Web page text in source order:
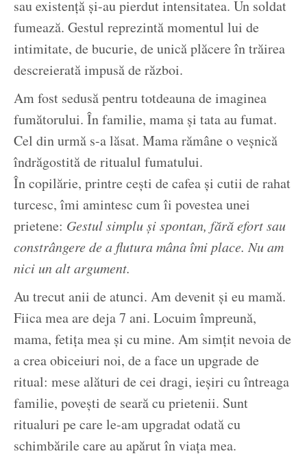
sau existență și-au pierdut intensitatea. Un soldat
fumează. Gestul reprezintă momentul lui de
intimitate, de bucurie, de unică plăcere în trăirea
descreierată impusă de război.
Am fost sedusă pentru totdeauna de imaginea
fumătorului. În familie, mama și tata au fumat.
Cel din urmă s-a lăsat. Mama rămâne o veșnică
îndrăgostită de ritualul fumatului.
În copilărie, printre cești de cafea și cutii de rahat
turcesc, îmi amintesc cum îi povestea unei
prietene: Gestul simplu și spontan, fără efort sau
constrângere de a flutura mâna îmi place. Nu am
nici un alt argument.
Au trecut anii de atunci. Am devenit și eu mamă.
Fiica mea are deja 7 ani. Locuim împreună,
mama, fetița mea și cu mine. Am simțit nevoia de
a crea obiceiuri noi, de a face un upgrade de
ritual: mese alături de cei dragi, ieşiri cu întreaga
familie, poveşti de seară cu prietenii. Sunt
ritualuri pe care le-am upgradat odată cu
schimbările care au apărut în viaţa mea.